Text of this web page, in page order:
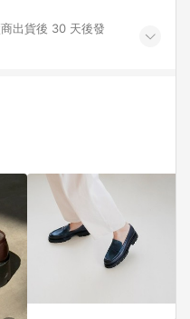
出貨後 30 天後發